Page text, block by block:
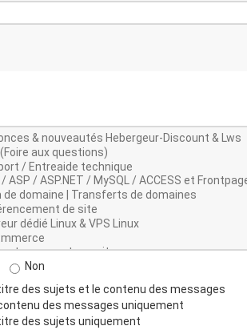
Non
des sujets et le contenu des messages
des messages uniquement
des sujets uniquement